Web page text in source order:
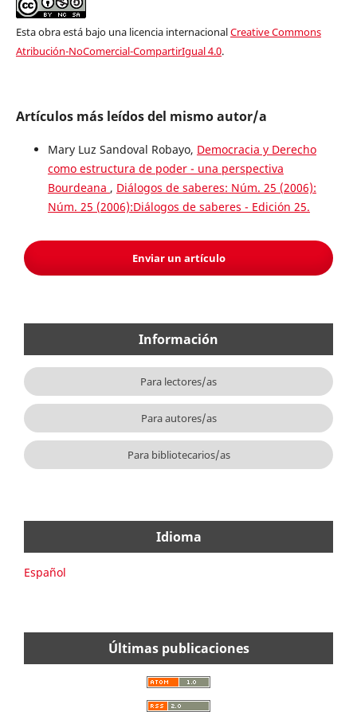
Esta obra está bajo una licencia internacionalCreative Commons
Atribución-NoComercial-CompartirIgual 4.0.
Artículos más leídos del mismo autor/a
Mary Luz Sandoval Robayo, Democracia y Derecho
como estructura de poder - una perspectiva
Bourdeana , Diálogos de saberes: Núm. 25 (2006):
Núm. 25 (2006):Diálogos de saberes - Edición 25.
Enviar un artículo
Información
Para lectores/as
Para autores/as
Para bibliotecarios/as
Idioma
Español
Últimas publicaciones